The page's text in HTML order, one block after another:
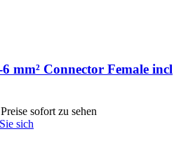
mm² Connector Female incl
sofort zu sehen
sich